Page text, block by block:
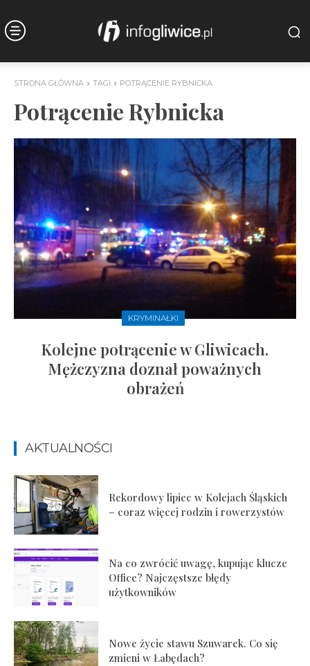
STRONA GŁÓWNA TAGI POTRĄCENIE RYBNICKA
Potrącenie Rybnicka
KRYMINAŁKI
Kolejne potrącenie w Gliwicach.
Mężczyzna doznał poważnych
obrażeń
AKTUALNOŚCI
Rekordowy lipiec w Kolejach Śląskich
– coraz więcej rodzin i rowerzystów
Na co zwrócić uwagę, kupując klucze
Office? Najczęstsze błędy
użytkowników
Nowe życie stawu Szuwarek. Co się
zmieni w Łabędach?